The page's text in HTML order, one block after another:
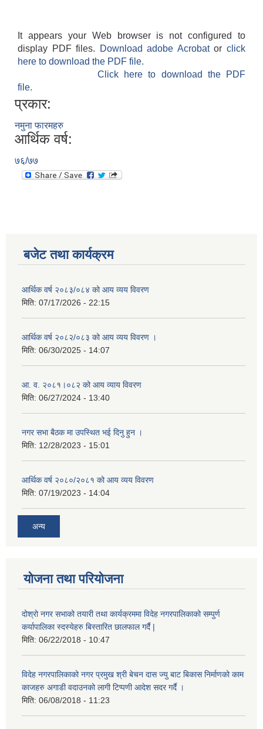
It appears your Web browser is not configured to
display PDF files.
Download adobe Acrobatorclick
here to download the PDF file.
Click here to download the PDF
file.
प्रकार:
नमुना फारमहरु
आर्थिक वर्ष:
७६/७७
बजेट तथा कार्यक्रम
आर्थिक वर्ष २०८३/०८४ को आय व्यय विवरण
मिति: 07/17/2026 - 22:15
आर्थिक वर्ष २०८२/०८३ को आय व्यय विवरण ।
मिति: 06/30/2025 - 14:07
आ. व. २०८१।०८२ को आय व्याय विवरण
मिति: 06/27/2024 - 13:40
नगर सभा बैठक मा उपस्थित भई दिनु हुन ।
मिति: 12/28/2023 - 15:01
आर्थिक वर्ष २०८०/२०८१ को आय व्यय विवरण
मिति: 07/19/2023 - 14:04
अन्य
योजना तथा परियोजना
दोश्रो नगर सभाको तयारी तथा कार्यक्रममा विदेह नगरपालिकाको सम्पुर्ण
कर्यापालिका स्दस्येहरु बिस्तारित छालफाल गर्दै |
मिति: 06/22/2018 - 10:47
विदेह नगरपालिकाको नगर प्रमुख श्री बेचन दास ज्यु बाट बिकास निर्माणको काम
काजहरु अगाडी वदाउनको लागी टिप्पणी आदेश सदर गर्दै ।
मिति: 06/08/2018 - 11:23